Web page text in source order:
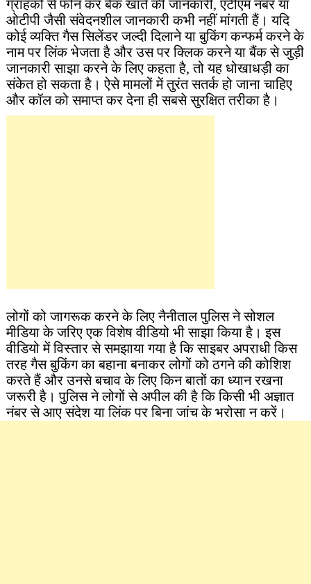
ग्राहकों से फोन कर बैंक खाते की जानकारी, एटीएम नंबर या
ओटीपी जैसी संवेदनशील जानकारी कभी नहीं मांगती हैं। यदि
कोई व्यक्ति गैस सिलेंडर जल्दी दिलाने या बुकिंग कन्फर्म करने के
नाम पर लिंक भेजता है और उस पर क्लिक करने या बैंक से जुड़ी
जानकारी साझा करने के लिए कहता है, तो यह धोखाधड़ी का
संकेत हो सकता है। ऐसे मामलों में तुरंत सतर्क हो जाना चाहिए
और कॉल को समाप्त कर देना ही सबसे सुरक्षित तरीका है।
लोगों को जागरूक करने के लिए नैनीताल पुलिस ने सोशल
मीडिया के जरिए एक विशेष वीडियो भी साझा किया है। इस
वीडियो में विस्तार से समझाया गया है कि साइबर अपराधी किस
तरह गैस बुकिंग का बहाना बनाकर लोगों को ठगने की कोशिश
करते हैं और उनसे बचाव के लिए किन बातों का ध्यान रखना
जरूरी है। पुलिस ने लोगों से अपील की है कि किसी भी अज्ञात
नंबर से आए संदेश या लिंक पर बिना जांच के भरोसा न करें।